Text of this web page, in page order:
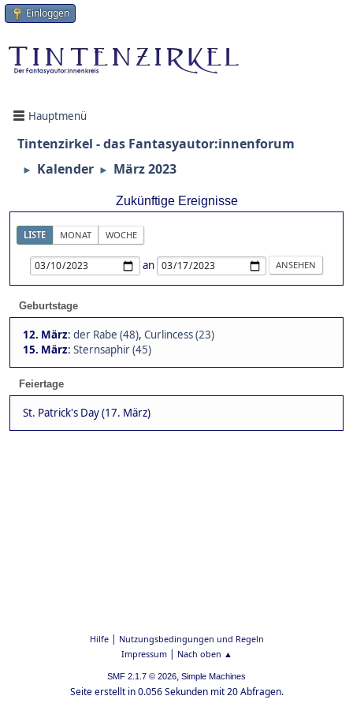
Einloggen
Hauptmenü
Tintenzirkel - das Fantasyautor:innenforum
► Kalender ► März 2023
Zukünftige Ereignisse
LISTE MONAT WOCHE
an
Geburtstage
12. März: der Rabe (48), Curlincess (23)
15. März: Sternsaphir (45)
Feiertage
St. Patrick's Day (17. März)
Hilfe| Nutzungsbedingungen und Regeln
Impressum| Nach oben ▲
SMF 2.1.7 © 2026, Simple Machines
Seite erstellt in 0.056 Sekunden mit 20 Abfragen.